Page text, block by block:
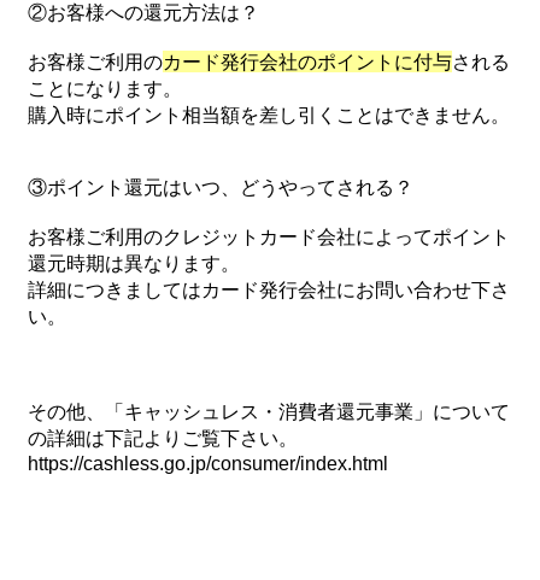
②お客様への還元方法は？
お客様ご利用のカード発行会社のポイントに付与される
ことになります。
購入時にポイント相当額を差し引くことはできません。
③ポイント還元はいつ、どうやってされる？
お客様ご利用のクレジットカード会社によってポイント
還元時期は異なります。
詳細につきましてはカード発行会社にお問い合わせ下さ
い。
その他、「キャッシュレス・消費者還元事業」について
の詳細は下記よりご覧下さい。
https://cashless.go.jp/consumer/index.html